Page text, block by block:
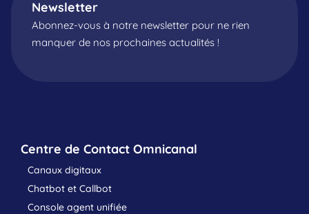
Newsletter
Abonnez-vous à notre newsletter pour ne rien
manquer de nos prochaines actualités !
Centre de Contact Omnicanal
Canaux digitaux
Chatbot et Callbot
Console agent unifiée